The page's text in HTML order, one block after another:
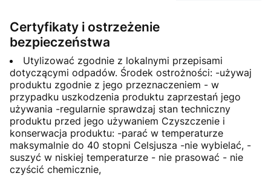
Certyfikaty i ostrzeżenie
bezpieczeństwa
Utylizować zgodnie z lokalnymi przepisami
dotyczącymi odpadów. Środek ostrożności: -używaj
produktu zgodnie z jego przeznaczeniem - w
przypadku uszkodzenia produktu zaprzestań jego
używania -regularnie sprawdzaj stan techniczny
produktu przed jego używaniem Czyszczenie i
konserwacja produktu: -parać w temperaturze
maksymalnie do 40 stopni Celsjusza -nie wybielać, -
suszyć w niskiej temperaturze - nie prasować - nie
czyścić chemicznie,